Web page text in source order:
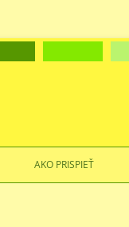
AKO PRISPIEŤ